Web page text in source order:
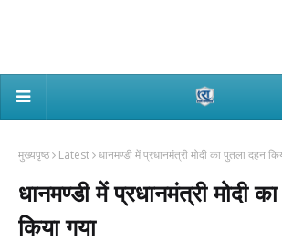
मुख्यपृष्ठ Latest धानमण्डी में प्रधानमंत्री मोदी का पुतला दहन
धानमण्डी में प्रधानमंत्री मोदी
किया गया